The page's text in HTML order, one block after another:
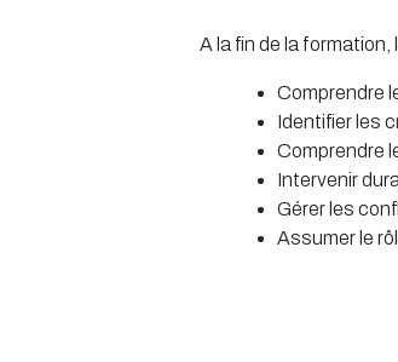
A la fin de la
Comprendre
Identifier les
Comprendre
Intervenir
Gérer les
Assumer le